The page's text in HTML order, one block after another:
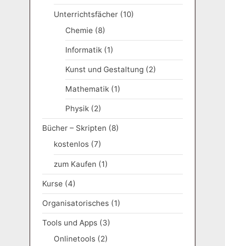
Unterrichtsfächer(10)
Chemie (8)
Informatik(1)
Kunst und Gestaltung (2)
Mathematik(1)
Physik(2)
Bücher – Skripten (8)
kostenlos (7)
zum Kaufen (1)
Kurse (4)
Organisatorisches (1)
Tools und Apps (3)
Onlinetools (2)